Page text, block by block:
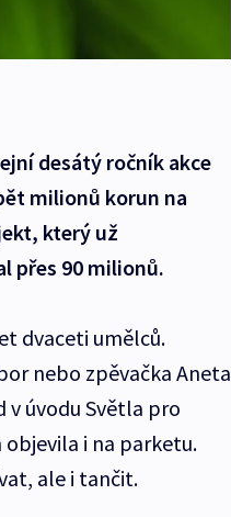
desátý ročník akce
milionů korun na
který už
přes 90 milionů.
dvaceti umělců.
nebo zpěvačka Aneta
v úvodu Světla pro
objevila i na parketu.
ale i tančit.